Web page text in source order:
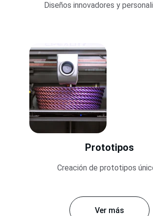
Diseños innovadores y
Prototipos
Creación de prototipos
Ver más